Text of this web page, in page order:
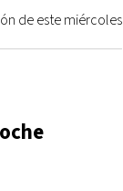
de este miércoles